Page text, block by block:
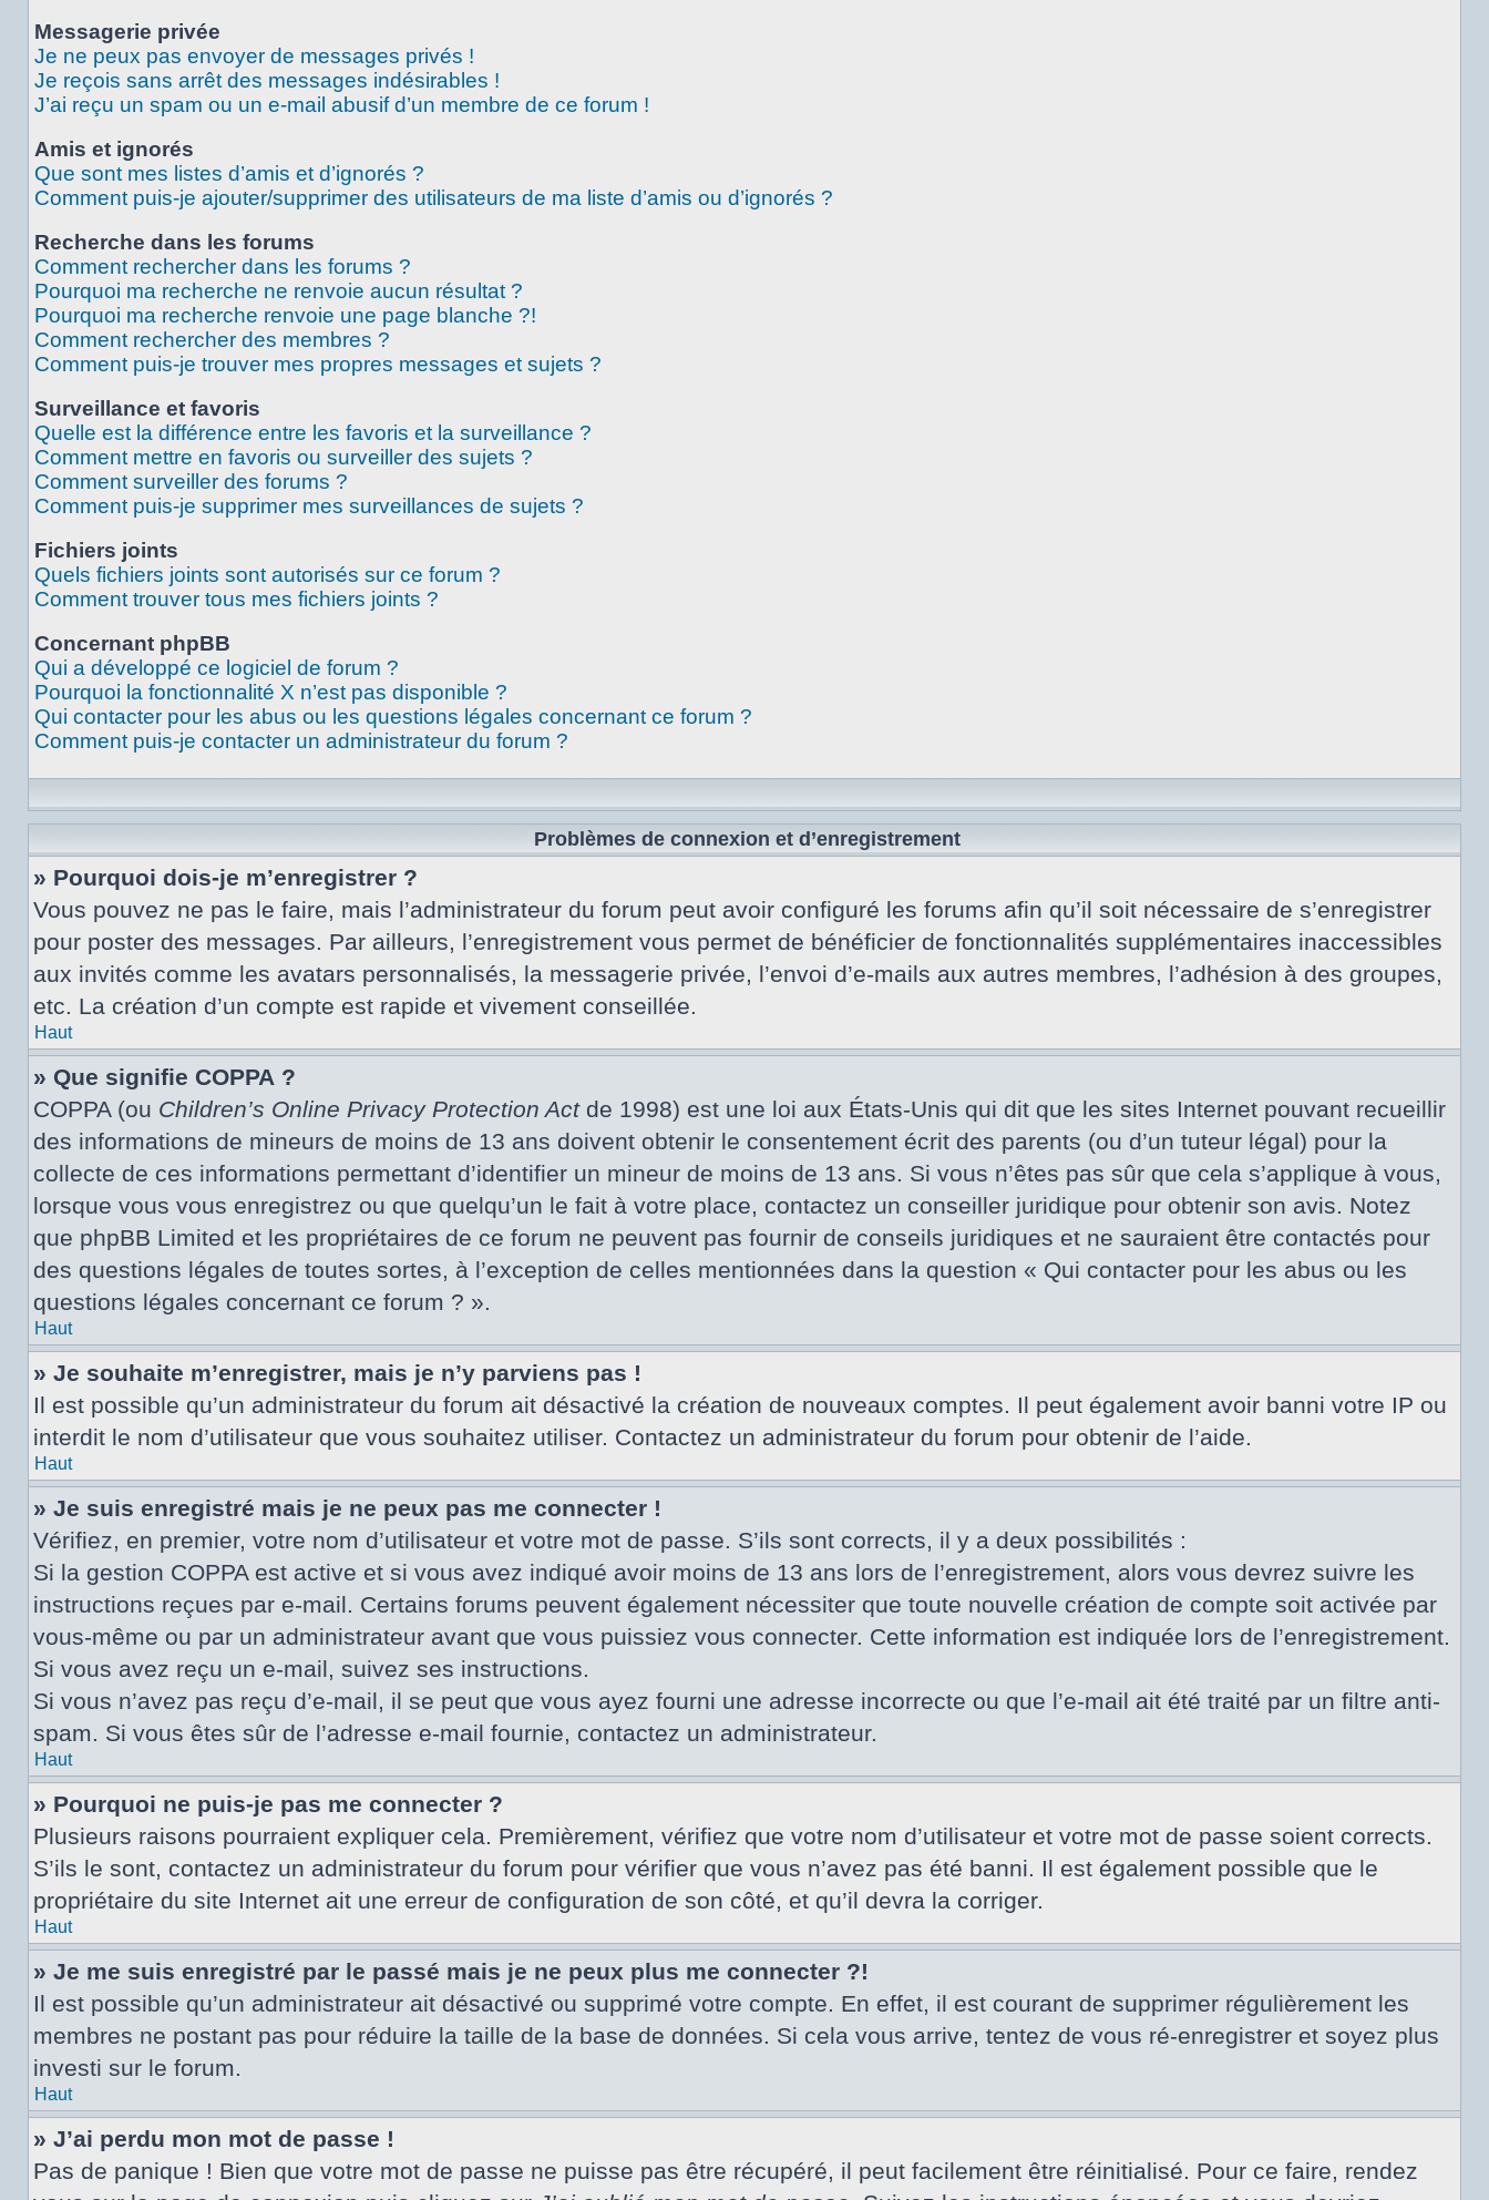
Messagerie privée
Je ne peux pas envoyer de messages privés !
Je reçois sans arrêt des messages indésirables !
J’ai reçu un spam ou un e-mail abusif d’un membre de ce forum !
Amis et ignorés
Que sont mes listes d’amis et d’ignorés ?
Comment puis-je ajouter/supprimer des utilisateurs de ma liste d’amis ou d’ignorés ?
Recherche dans les forums
Comment rechercher dans les forums ?
Pourquoi ma recherche ne renvoie aucun résultat ?
Pourquoi ma recherche renvoie une page blanche ?!
Comment rechercher des membres ?
Comment puis-je trouver mes propres messages et sujets ?
Surveillance et favoris
Quelle est la différence entre les favoris et la surveillance ?
Comment mettre en favoris ou surveiller des sujets ?
Comment surveiller des forums ?
Comment puis-je supprimer mes surveillances de sujets ?
Fichiers joints
Quels fichiers joints sont autorisés sur ce forum ?
Comment trouver tous mes fichiers joints ?
Concernant phpBB
Qui a développé ce logiciel de forum ?
Pourquoi la fonctionnalité X n’est pas disponible ?
Qui contacter pour les abus ou les questions légales concernant ce forum ?
Comment puis-je contacter un administrateur du forum ?
Problèmes de connexion et d’enregistrement
» Pourquoi dois-je m’enregistrer ?
Vous pouvez ne pas le faire, mais l’administrateur du forum peut avoir configuré les forums afin qu’il soit nécessaire de s’enregistrer
pour poster des messages. Par ailleurs, l’enregistrement vous permet de bénéficier de fonctionnalités supplémentaires inaccessibles
aux invités comme les avatars personnalisés, la messagerie privée, l’envoi d’e-mails aux autres membres, l’adhésion à des groupes,
etc. La création d’un compte est rapide et vivement conseillée.
Haut
» Que signifie COPPA ?
COPPA (ou Children’s Online Privacy Protection Actde 1998) est une loi aux États-Unis qui dit que les sites Internet pouvant recueillir
des informations de mineurs de moins de 13 ans doivent obtenir le consentement écrit des parents (ou d’un tuteur légal) pour la
collecte de ces informations permettant d’identifier un mineur de moins de 13 ans. Si vous n’êtes pas sûr que cela s’applique à vous,
lorsque vous vous enregistrez ou que quelqu’un le fait à votre place, contactez un conseiller juridique pour obtenir son avis. Notez
que phpBB Limited et les propriétaires de ce forum ne peuvent pas fournir de conseils juridiques et ne sauraient être contactés pour
des questions légales de toutes sortes, à l’exception de celles mentionnées dans la question « Qui contacter pour les abus ou les
questions légales concernant ce forum ? ».
Haut
» Je souhaite m’enregistrer, mais je n’y parviens pas !
Il est possible qu’un administrateur du forum ait désactivé la création de nouveaux comptes. Il peut également avoir banni votre IP ou
interdit le nom d’utilisateur que vous souhaitez utiliser. Contactez un administrateur du forum pour obtenir de l’aide.
Haut
» Je suis enregistré mais je ne peux pas me connecter !
Vérifiez, en premier, votre nom d’utilisateur et votre mot de passe. S’ils sont corrects, il y a deux possibilités :
Si la gestion COPPA est active et si vous avez indiqué avoir moins de 13 ans lors de l’enregistrement, alors vous devrez suivre les
instructions reçues par e-mail. Certains forums peuvent également nécessiter que toute nouvelle création de compte soit activée par
vous-même ou par un administrateur avant que vous puissiez vous connecter. Cette information est indiquée lors de l’enregistrement.
Si vous avez reçu un e-mail, suivez ses instructions.
Si vous n’avez pas reçu d’e-mail, il se peut que vous ayez fourni une adresse incorrecte ou que l’e-mail ait été traité par un filtre anti-
spam. Si vous êtes sûr de l’adresse e-mail fournie, contactez un administrateur.
Haut
» Pourquoi ne puis-je pas me connecter ?
Plusieurs raisons pourraient expliquer cela. Premièrement, vérifiez que votre nom d’utilisateur et votre mot de passe soient corrects.
S’ils le sont, contactez un administrateur du forum pour vérifier que vous n’avez pas été banni. Il est également possible que le
propriétaire du site Internet ait une erreur de configuration de son côté, et qu’il devra la corriger.
Haut
» Je me suis enregistré par le passé mais je ne peux plus me connecter ?!
Il est possible qu’un administrateur ait désactivé ou supprimé votre compte. En effet, il est courant de supprimer régulièrement les
membres ne postant pas pour réduire la taille de la base de données. Si cela vous arrive, tentez de vous ré-enregistrer et soyez plus
investi sur le forum.
Haut
» J’ai perdu mon mot de passe !
Pas de panique ! Bien que votre mot de passe ne puisse pas être récupéré, il peut facilement être réinitialisé. Pour ce faire, rendez